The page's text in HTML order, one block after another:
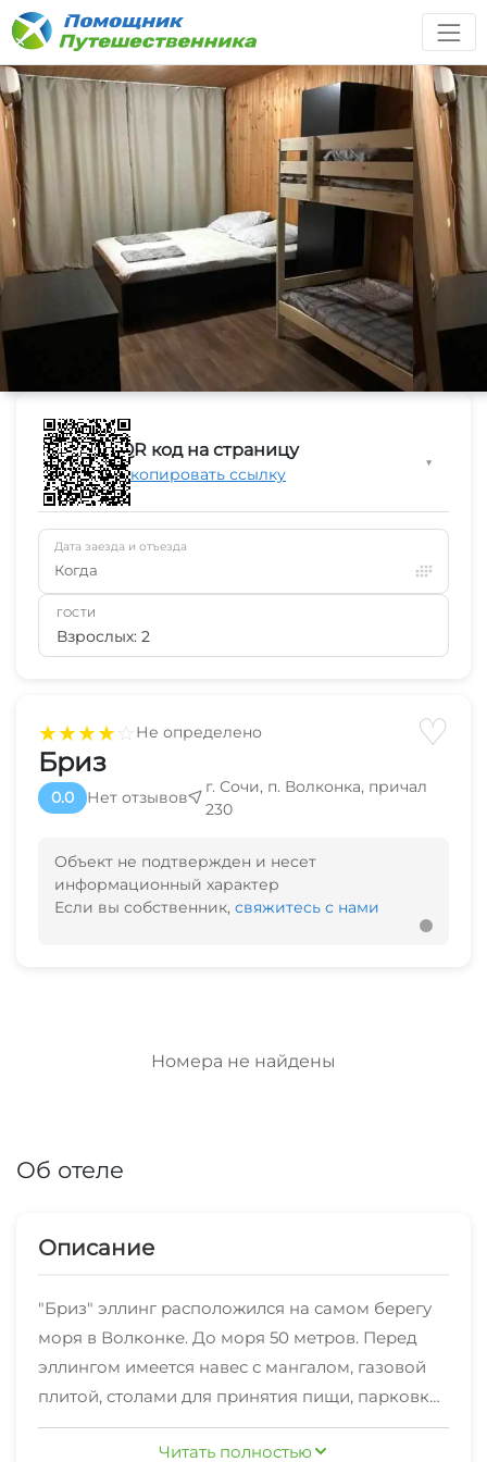
★★★★☆Не определено ♡
Бриз
0.0 Нет отзывов
г. Сочи, п. Волконка, причал
230
Объект не подтвержден и несет
информационный характер
Если вы собственник, свяжитесь с нами
Номера не найдены
Об отеле
Описание
"Бриз" эллинг расположился на самом берегу
моря в Волконке. До моря 50 метров. Перед
эллингом имеется навес с мангалом, газовой
плитой, столами для принятия пищи, парковка
для авто.
Читать полностью
QR код на страницу
Скопировать ссылку
▼
Дата заезда и отъезда
Когда
ГОСТИ
Взрослых: 2